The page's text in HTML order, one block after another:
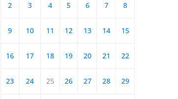
2 3 4 5 6 7 8
9 10 11 12 13 14 15
16 17 18 19 20 21 22
23 24 25 26 27 28 29